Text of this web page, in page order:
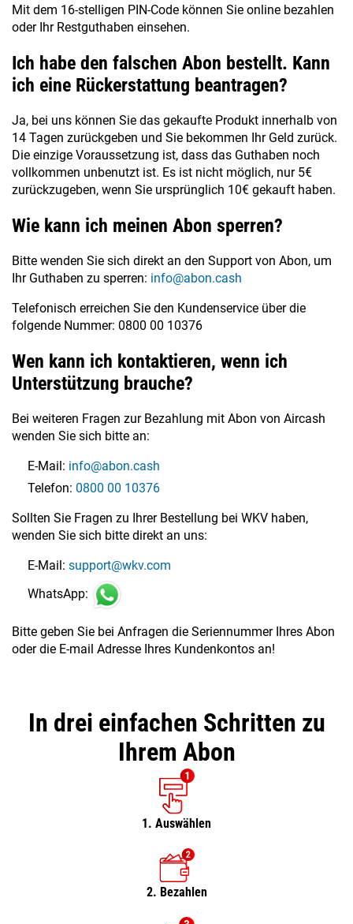
Mit dem 16-stelligen PIN-Code können Sie online bezahlen
oder Ihr Restguthaben einsehen.
Ich habe den falschen Abon bestellt. Kann
ich eine Rückerstattung beantragen?
Ja, bei uns können Sie das gekaufte Produkt innerhalb von
14 Tagen zurückgeben und Sie bekommen Ihr Geld zurück.
Die einzige Voraussetzung ist, dass das Guthaben noch
vollkommen unbenutzt ist. Es ist nicht möglich, nur 5€
zurückzugeben, wenn Sie ursprünglich 10€ gekauft haben.
Wie kann ich meinen Abon sperren?
Bitte wenden Sie sich direkt an den Support von Abon, um
Ihr Guthaben zu sperren: info@abon.cash
Telefonisch erreichen Sie den Kundenservice über die
folgende Nummer: 0800 00 10376
Wen kann ich kontaktieren, wenn ich
Unterstützung brauche?
Bei weiteren Fragen zur Bezahlung mit Abon von Aircash
wenden Sie sich bitte an:
E-Mail: info@abon.cash
Telefon: 0800 00 10376
Sollten Sie Fragen zu Ihrer Bestellung bei WKV haben,
wenden Sie sich bitte direkt an uns:
E-Mail: support@wkv.com
WhatsApp:
Bitte geben Sie bei Anfragen die Seriennummer Ihres Abon
oder die E-mail Adresse Ihres Kundenkontos an!
In drei einfachen Schritten zu
Ihrem Abon
1. Auswählen
2. Bezahlen